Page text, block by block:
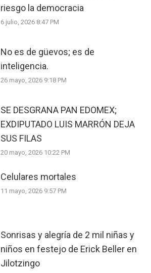
riesgo la democracia
6 julio, 2026 8:47 PM
No es de güevos; es de
inteligencia.
26 mayo, 2026 9:18 PM
SE DESGRANA PAN EDOMEX;
EXDIPUTADO LUIS MARRÓN DEJA
SUS FILAS
20 mayo, 2026 10:22 PM
Celulares mortales
11 mayo, 2026 9:57 PM
Sonrisas y alegría de 2 mil niñas y
niños en festejo de Erick Beller en
Jilotzingo